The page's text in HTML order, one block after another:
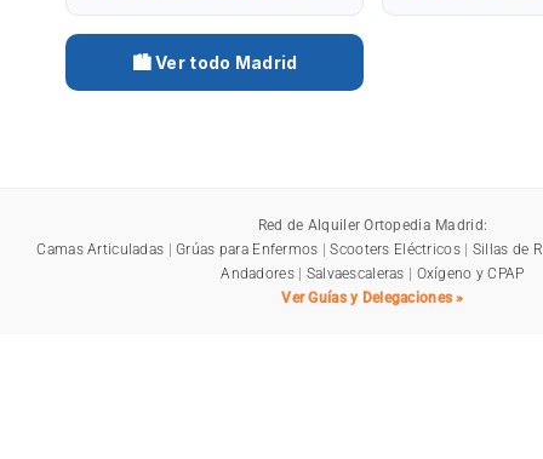
🏙️ Ver todo Madrid
Red de Alquiler Ortopedia Madrid:
Camas Articuladas |Grúas para Enfermos |Scooters Eléctricos| Sillas de
Andadores| Salvaescaleras | Oxígeno y CPAP
Ver Guías y Delegaciones »